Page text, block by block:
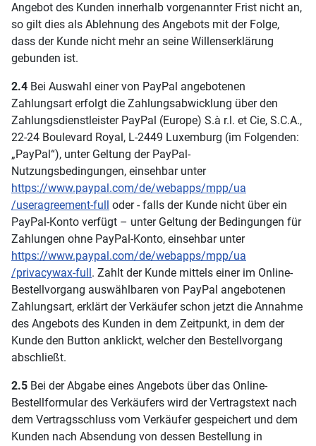
Angebot des Kunden innerhalb vorgenannter Frist nicht an,
so gilt dies als Ablehnung des Angebots mit der Folge,
dass der Kunde nicht mehr an seine Willenserklärung
gebunden ist.
2.4 Bei Auswahl einer von PayPal angebotenen
Zahlungsart erfolgt die Zahlungsabwicklung über den
Zahlungsdienstleister PayPal (Europe) S.à r.l. et Cie, S.C.A.,
22-24 Boulevard Royal, L-2449 Luxemburg (im Folgenden:
„PayPal“), unter Geltung der PayPal-
Nutzungsbedingungen, einsehbar unter
https://www.paypal.com/de/webapps/mpp/ua
/useragreement-full
oder - falls der Kunde nicht über ein
PayPal-Konto verfügt – unter Geltung der Bedingungen für
Zahlungen ohne PayPal-Konto, einsehbar unter
https://www.paypal.com/de/webapps/mpp/ua
/privacywax-full . Zahlt der Kunde mittels einer im Online-
Bestellvorgang auswählbaren von PayPal angebotenen
Zahlungsart, erklärt der Verkäufer schon jetzt die Annahme
des Angebots des Kunden in dem Zeitpunkt, in dem der
Kunde den Button anklickt, welcher den Bestellvorgang
abschließt.
2.5 Bei der Abgabe eines Angebots über das Online-
Bestellformular des Verkäufers wird der Vertragstext nach
dem Vertragsschluss vom Verkäufer gespeichert und dem
Kunden nach Absendung von dessen Bestellung in